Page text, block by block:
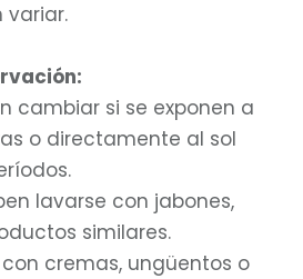
variar.
cambiar si se exponen a
o directamente al sol
lavarse con jabones,
similares.
cremas, ungüentos o